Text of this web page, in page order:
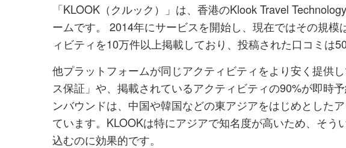
「KLOOK（クルック）」は、香港のKlook Travel
ームです。 2014年にサービスを開始し、現在ではその規
ィビティを10万件以上掲載しており、投稿された口コミは
他プラットフォームが同じアクティビティをより安く提供
ス保証」や、掲載されているアクティビティの90%が即時
ンバウンドは、中国や韓国などの東アジアをはじめとした
ています。KLOOKは特にアジアで知名度が高いため、そう
込むのに効果的です。